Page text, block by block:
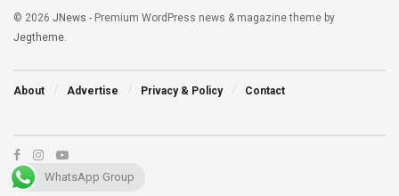
© 2026 JNews - Premium WordPress news & magazine theme by
Jegtheme
About Advertise Privacy & Policy Contact
WhatsApp Group